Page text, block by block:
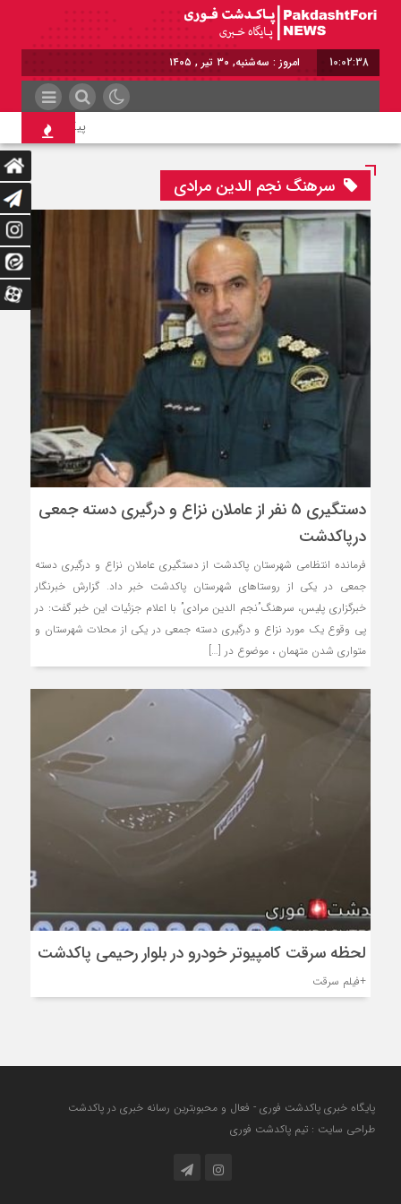
10:02:38 امروز : سه‌شنبه, ۳۰ تیر , ۱۴۰۵
پیکر ۲ بسیجی که زنده‌زنده سوزانده شدند امروز تشییع می‌شوند
سرهنگ نجم الدین مرادی
دستگيري 5 نفر از عاملان نزاع و درگيري دسته جمعی
درپاکدشت
فرمانده انتظامي شهرستان پاکدشت از دستگيري عاملان نزاع و درگيري دسته
جمعي در يکي از روستاهاي شهرستان پاکدشت خبر داد. گزارش خبرنگار
خبرگزاري پليس، سرهنگ”نجم الدين مرادي” با اعلام جزئيات اين خبر گفت: در
پي وقوع يک مورد نزاع و درگيري دسته جمعي در يکي از محلات شهرستان و
متواري شدن متهمان ، موضوع در […]
لحظه سرقت کامپیوتر خودرو در بلوار رحیمی پاکدشت
+فیلم سرقت
پایگاه خبری پاکدشت فوری - فعال و محبوبترین رسانه خبری در پاکدشت
طراحی سایت : تیم پاکدشت فوری